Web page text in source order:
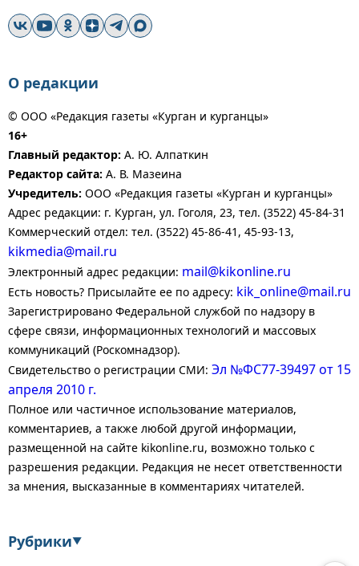
О редакции
© ООО «Редакция газеты «Курган и курганцы»
16+
Главный редактор: А. Ю. Алпаткин
Редактор сайта: А. В. Мазеина
Учредитель: ООО «Редакция газеты «Курган и курганцы»
Адрес редакции: г. Курган, ул. Гоголя, 23, тел. (3522) 45-84-31
Коммерческий отдел: тел. (3522) 45-86-41, 45-93-13,
kikmedia@mail.ru
Электронный адрес редакции: mail@kikonline.ru
Есть новость? Присылайте ее по адресу: kik_online@mail.ru
Зарегистрировано Федеральной службой по надзору в
сфере связи, информационных технологий и массовых
коммуникаций (Роскомнадзор).
Свидетельство о регистрации СМИ: Эл №ФС77-39497 от 15
апреля 2010 г.
Полное или частичное использование материалов,
комментариев, а также любой другой информации,
размещенной на сайте kikonline.ru, возможно только с
разрешения редакции. Редакция не несет ответственности
за мнения, высказанные в комментариях читателей.
Рубрики▼